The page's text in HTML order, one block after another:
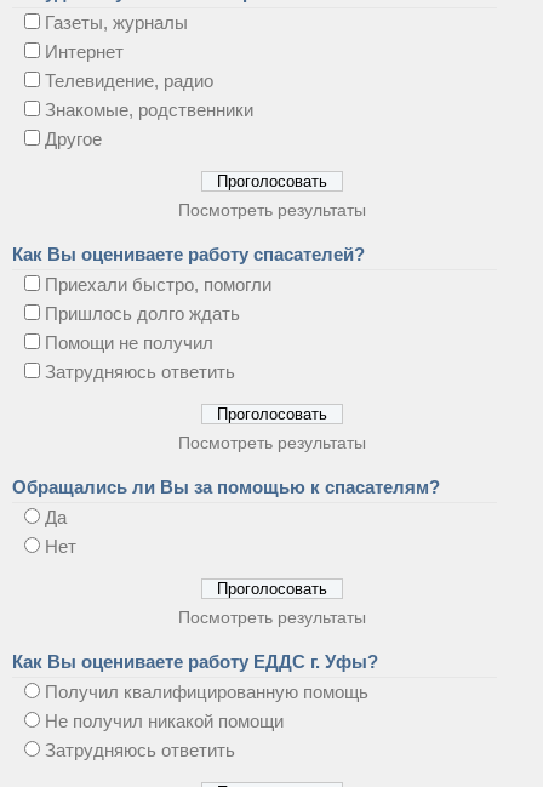
Газеты, журналы
Интернет
Телевидение, радио
Знакомые, родственники
Другое
Посмотреть результаты
Как Вы оцениваете работу спасателей?
Приехали быстро, помогли
Пришлось долго ждать
Помощи не получил
Затрудняюсь ответить
Посмотреть результаты
Обращались ли Вы за помощью к спасателям?
Да
Нет
Посмотреть результаты
Как Вы оцениваете работу ЕДДС г. Уфы?
Получил квалифицированную помощь
Не получил никакой помощи
Затрудняюсь ответить